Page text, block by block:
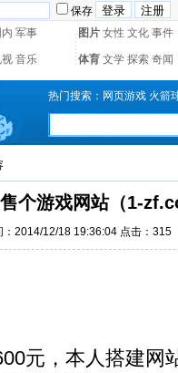
保存
内 军事 图片 女性 文化 事件
视 音乐 体育 文学 探索 奇闻
热门搜索： 网页游戏 火箭
个游戏网站（1-
：2014/12/18 19:36:04 点击： 315
元，本人搭建网